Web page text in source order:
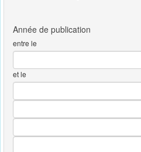
entre le
et le